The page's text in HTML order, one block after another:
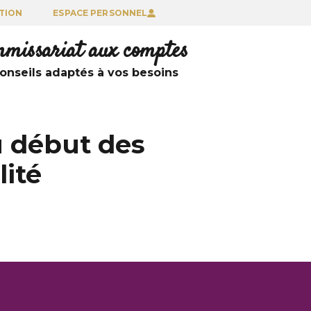
ESPACE PERSONNEL
aux comptes
adaptés à vos besoins
début des